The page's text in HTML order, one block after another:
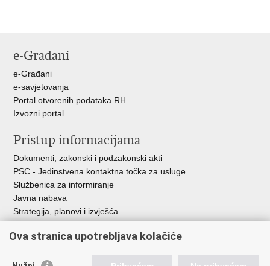
e-Građani
e-Građani
e-savjetovanja
Portal otvorenih podataka RH
Izvozni portal
Pristup informacijama
Dokumenti, zakonski i podzakonski akti
PSC - Jedinstvena kontaktna točka za usluge
Službenica za informiranje
Javna nabava
Strategija, planovi i izvješća
Ova stranica upotrebljava kolačiće